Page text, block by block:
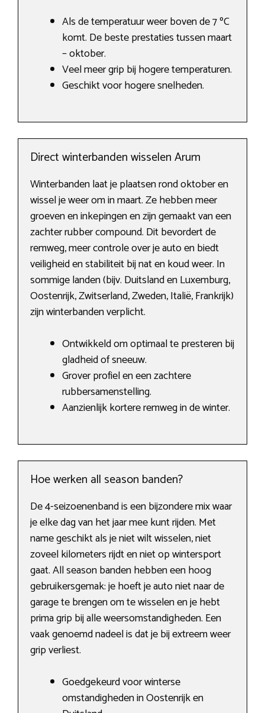
Als de temperatuur weer boven de 7 ºC
komt. De beste prestaties tussen maart
– oktober.
Veel meer grip bij hogere temperaturen.
Geschikt voor hogere snelheden.
Direct winterbanden wisselen Arum
Winterbanden laat je plaatsen rond oktober en
wissel je weer om in maart. Ze hebben meer
groeven en inkepingen en zijn gemaakt van een
zachter rubber compound. Dit bevordert de
remweg, meer controle over je auto en biedt
veiligheid en stabiliteit bij nat en koud weer. In
sommige landen (bijv. Duitsland en Luxemburg,
Oostenrijk, Zwitserland, Zweden, Italië, Frankrijk)
zijn winterbanden verplicht.
Ontwikkeld om optimaal te presteren bij
gladheid of sneeuw.
Grover profiel en een zachtere
rubbersamenstelling.
Aanzienlijk kortere remweg in de winter.
Hoe werken all season banden?
De 4-seizoenenband is een bijzondere mix waar
je elke dag van het jaar mee kunt rijden. Met
name geschikt als je niet wilt wisselen, niet
zoveel kilometers rijdt en niet op wintersport
gaat. All season banden hebben een hoog
gebruikersgemak: je hoeft je auto niet naar de
garage te brengen om te wisselen en je hebt
prima grip bij alle weersomstandigheden. Een
vaak genoemd nadeel is dat je bij extreem weer
grip verliest.
Goedgekeurd voor winterse
omstandigheden in Oostenrijk en